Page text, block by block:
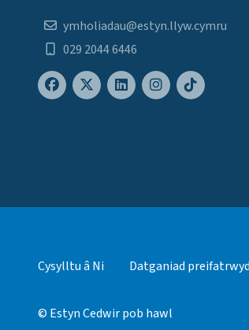
ymholiadau@estyn.llyw.cymru
029 2044 6446
Cysylltu â Ni Datganiad
© Estyn Cedwir pob hawl